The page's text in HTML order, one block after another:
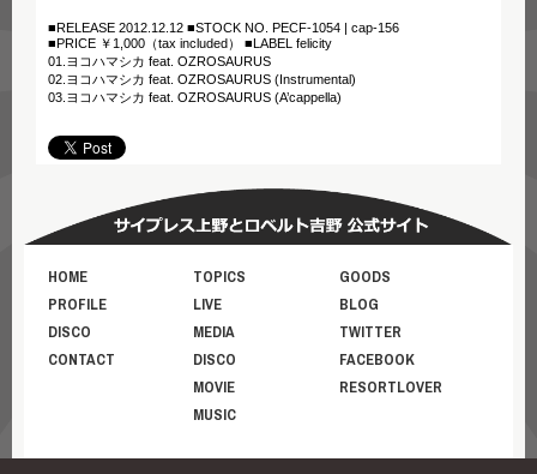
■RELEASE 2012.12.12 ■STOCK NO. PECF-1054 | cap-156
■PRICE ￥1,000（tax included） ■LABEL felicity
01.ヨコハマシカ feat. OZROSAURUS
02.ヨコハマシカ feat. OZROSAURUS (Instrumental)
03.ヨコハマシカ feat. OZROSAURUS (A’cappella)
HOME
PROFILE
DISCO
CONTACT
TOPICS
LIVE
MEDIA
DISCO
MOVIE
MUSIC
GOODS
BLOG
TWITTER
FACEBOOK
RESORTLOVER